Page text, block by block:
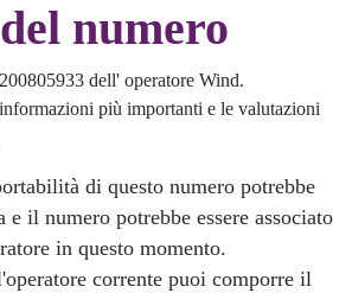
numero
dell' operatore Wind.
più importanti e le valutazioni
di questo numero potrebbe
e il numero potrebbe essere associato
in questo momento.
corrente puoi comporre il